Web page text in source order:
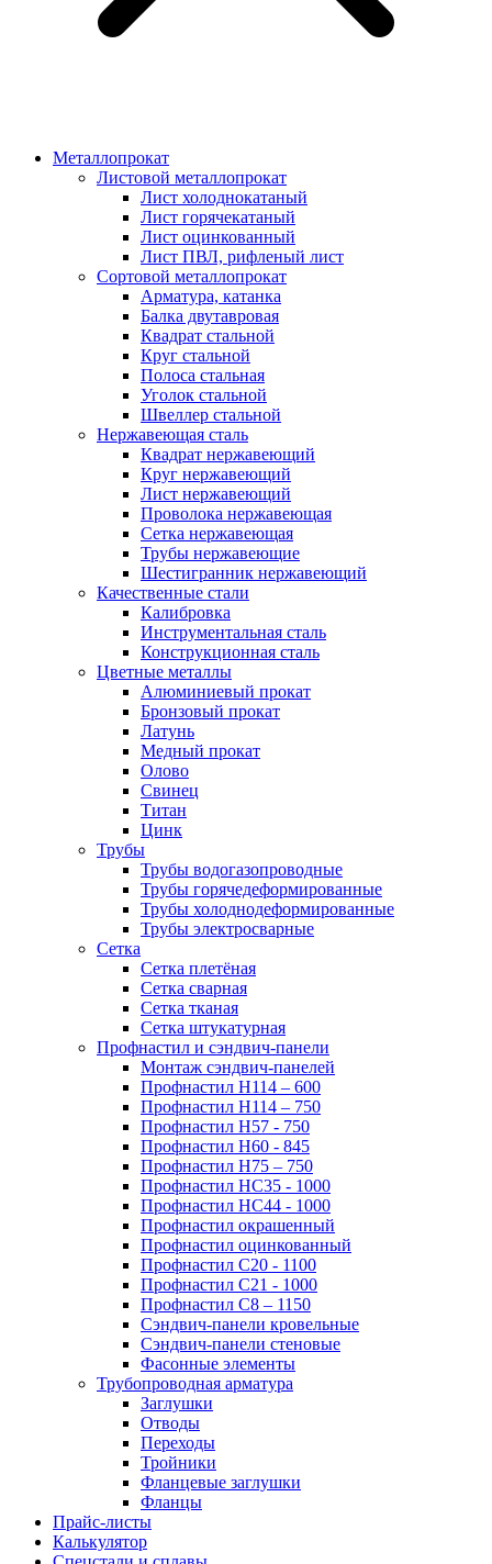
Металлопрокат
Листовой металлопрокат
Лист холоднокатаный
Лист горячекатаный
Лист оцинкованный
Лист ПВЛ, рифленый лист
Сортовой металлопрокат
Арматура, катанка
Балка двутавровая
Квадрат стальной
Круг стальной
Полоса стальная
Уголок стальной
Швеллер стальной
Нержавеющая сталь
Квадрат нержавеющий
Круг нержавеющий
Лист нержавеющий
Проволока нержавеющая
Сетка нержавеющая
Трубы нержавеющие
Шестигранник нержавеющий
Качественные стали
Калибровка
Инструментальная сталь
Конструкционная сталь
Цветные металлы
Алюминиевый прокат
Бронзовый прокат
Латунь
Медный прокат
Олово
Свинец
Титан
Цинк
Трубы
Трубы водогазопроводные
Трубы горячедеформированные
Трубы холоднодеформированные
Трубы электросварные
Сетка
Сетка плетёная
Сетка сварная
Сетка тканая
Сетка штукатурная
Профнастил и сэндвич-панели
Монтаж сэндвич-панелей
Профнастил Н114 – 600
Профнастил Н114 – 750
Профнастил Н57 - 750
Профнастил Н60 - 845
Профнастил Н75 – 750
Профнастил НС35 - 1000
Профнастил НС44 - 1000
Профнастил окрашенный
Профнастил оцинкованный
Профнастил С20 - 1100
Профнастил С21 - 1000
Профнастил С8 – 1150
Сэндвич-панели кровельные
Сэндвич-панели стеновые
Фасонные элементы
Трубопроводная арматура
Заглушки
Отводы
Переходы
Тройники
Фланцевые заглушки
Фланцы
Прайс-листы
Калькулятор